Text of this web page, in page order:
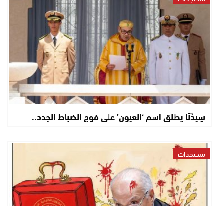
سِيدْنَا يطلق اسم ‘العيون’ على فوج الضباط الجدد..
مستجدات